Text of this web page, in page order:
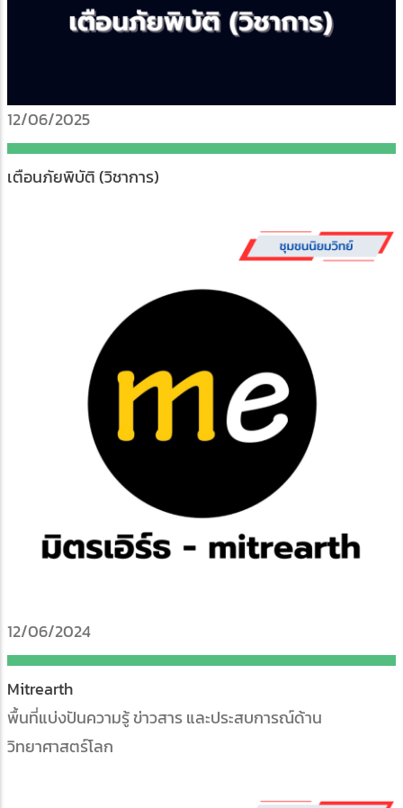
12/06/2025
เตือนภัยพิบัติ (วิชาการ)
12/06/2024
Mitrearth
พื้นที่แบ่งปันความรู้ ข่าวสาร และประสบการณ์ด้าน
วิทยาศาสตร์โลก